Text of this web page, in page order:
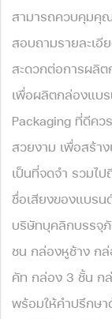
สามารถควบคุมคุ
สอบถามรายละเอี
สะดวกต่อการผลิต
เพื่อผลิตกล่องแบ
Packaging ที่ดีคว
สวยงาม เพื่อสร้า
เป็นที่จดจำ รวมไ
ชื่อเสียงของแบรน
บริษัทบุคลิกบรรจุ
ชน กล่องหูช้าง ก
คัท กล่อง 3 ชั้น ก
พร้อมให้คำปรึกษา